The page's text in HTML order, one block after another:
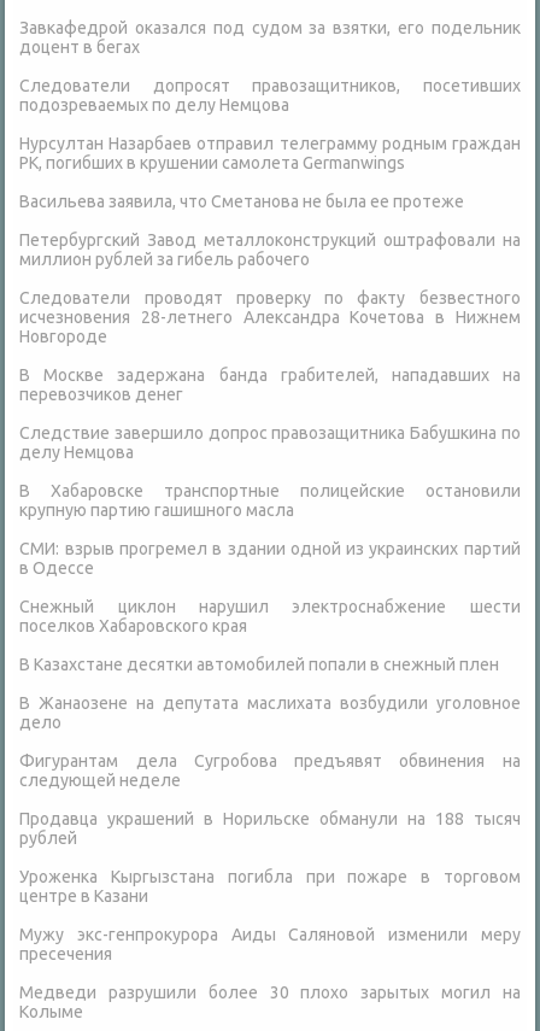
Завкафедрой оказался под судом за взятки, его подельник
доцент в бегах
Следователи допросят правозащитников, посетивших
подозреваемых по делу Немцова
Нурсултан Назарбаев отправил телеграмму родным граждан
РК, погибших в крушении самолета Germanwings
Васильева заявила, что Сметанова не была ее протеже
Петербургский Завод металлоконструкций оштрафовали на
миллион рублей за гибель рабочего
Следователи проводят проверку по факту безвестного
исчезновения 28-летнего Александра Кочетова в Нижнем
Новгороде
В Москве задержана банда грабителей, нападавших на
перевозчиков денег
Следствие завершило допрос правозащитника Бабушкина по
делу Немцова
В Хабаровске транспортные полицейские остановили
крупную партию гашишного масла
СМИ: взрыв прогремел в здании одной из украинских партий
в Одессе
Снежный циклон нарушил электроснабжение шести
поселков Хабаровского края
В Казахстане десятки автомобилей попали в снежный плен
В Жанаозене на депутата маслихата возбудили уголовное
дело
Фигурантам дела Сугробова предъявят обвинения на
следующей неделе
Продавца украшений в Норильске обманули на 188 тысяч
рублей
Уроженка Кыргызстана погибла при пожаре в торговом
центре в Казани
Мужу экс-генпрокурора Аиды Саляновой изменили меру
пресечения
Медведи разрушили более 30 плохо зарытых могил на
Колыме